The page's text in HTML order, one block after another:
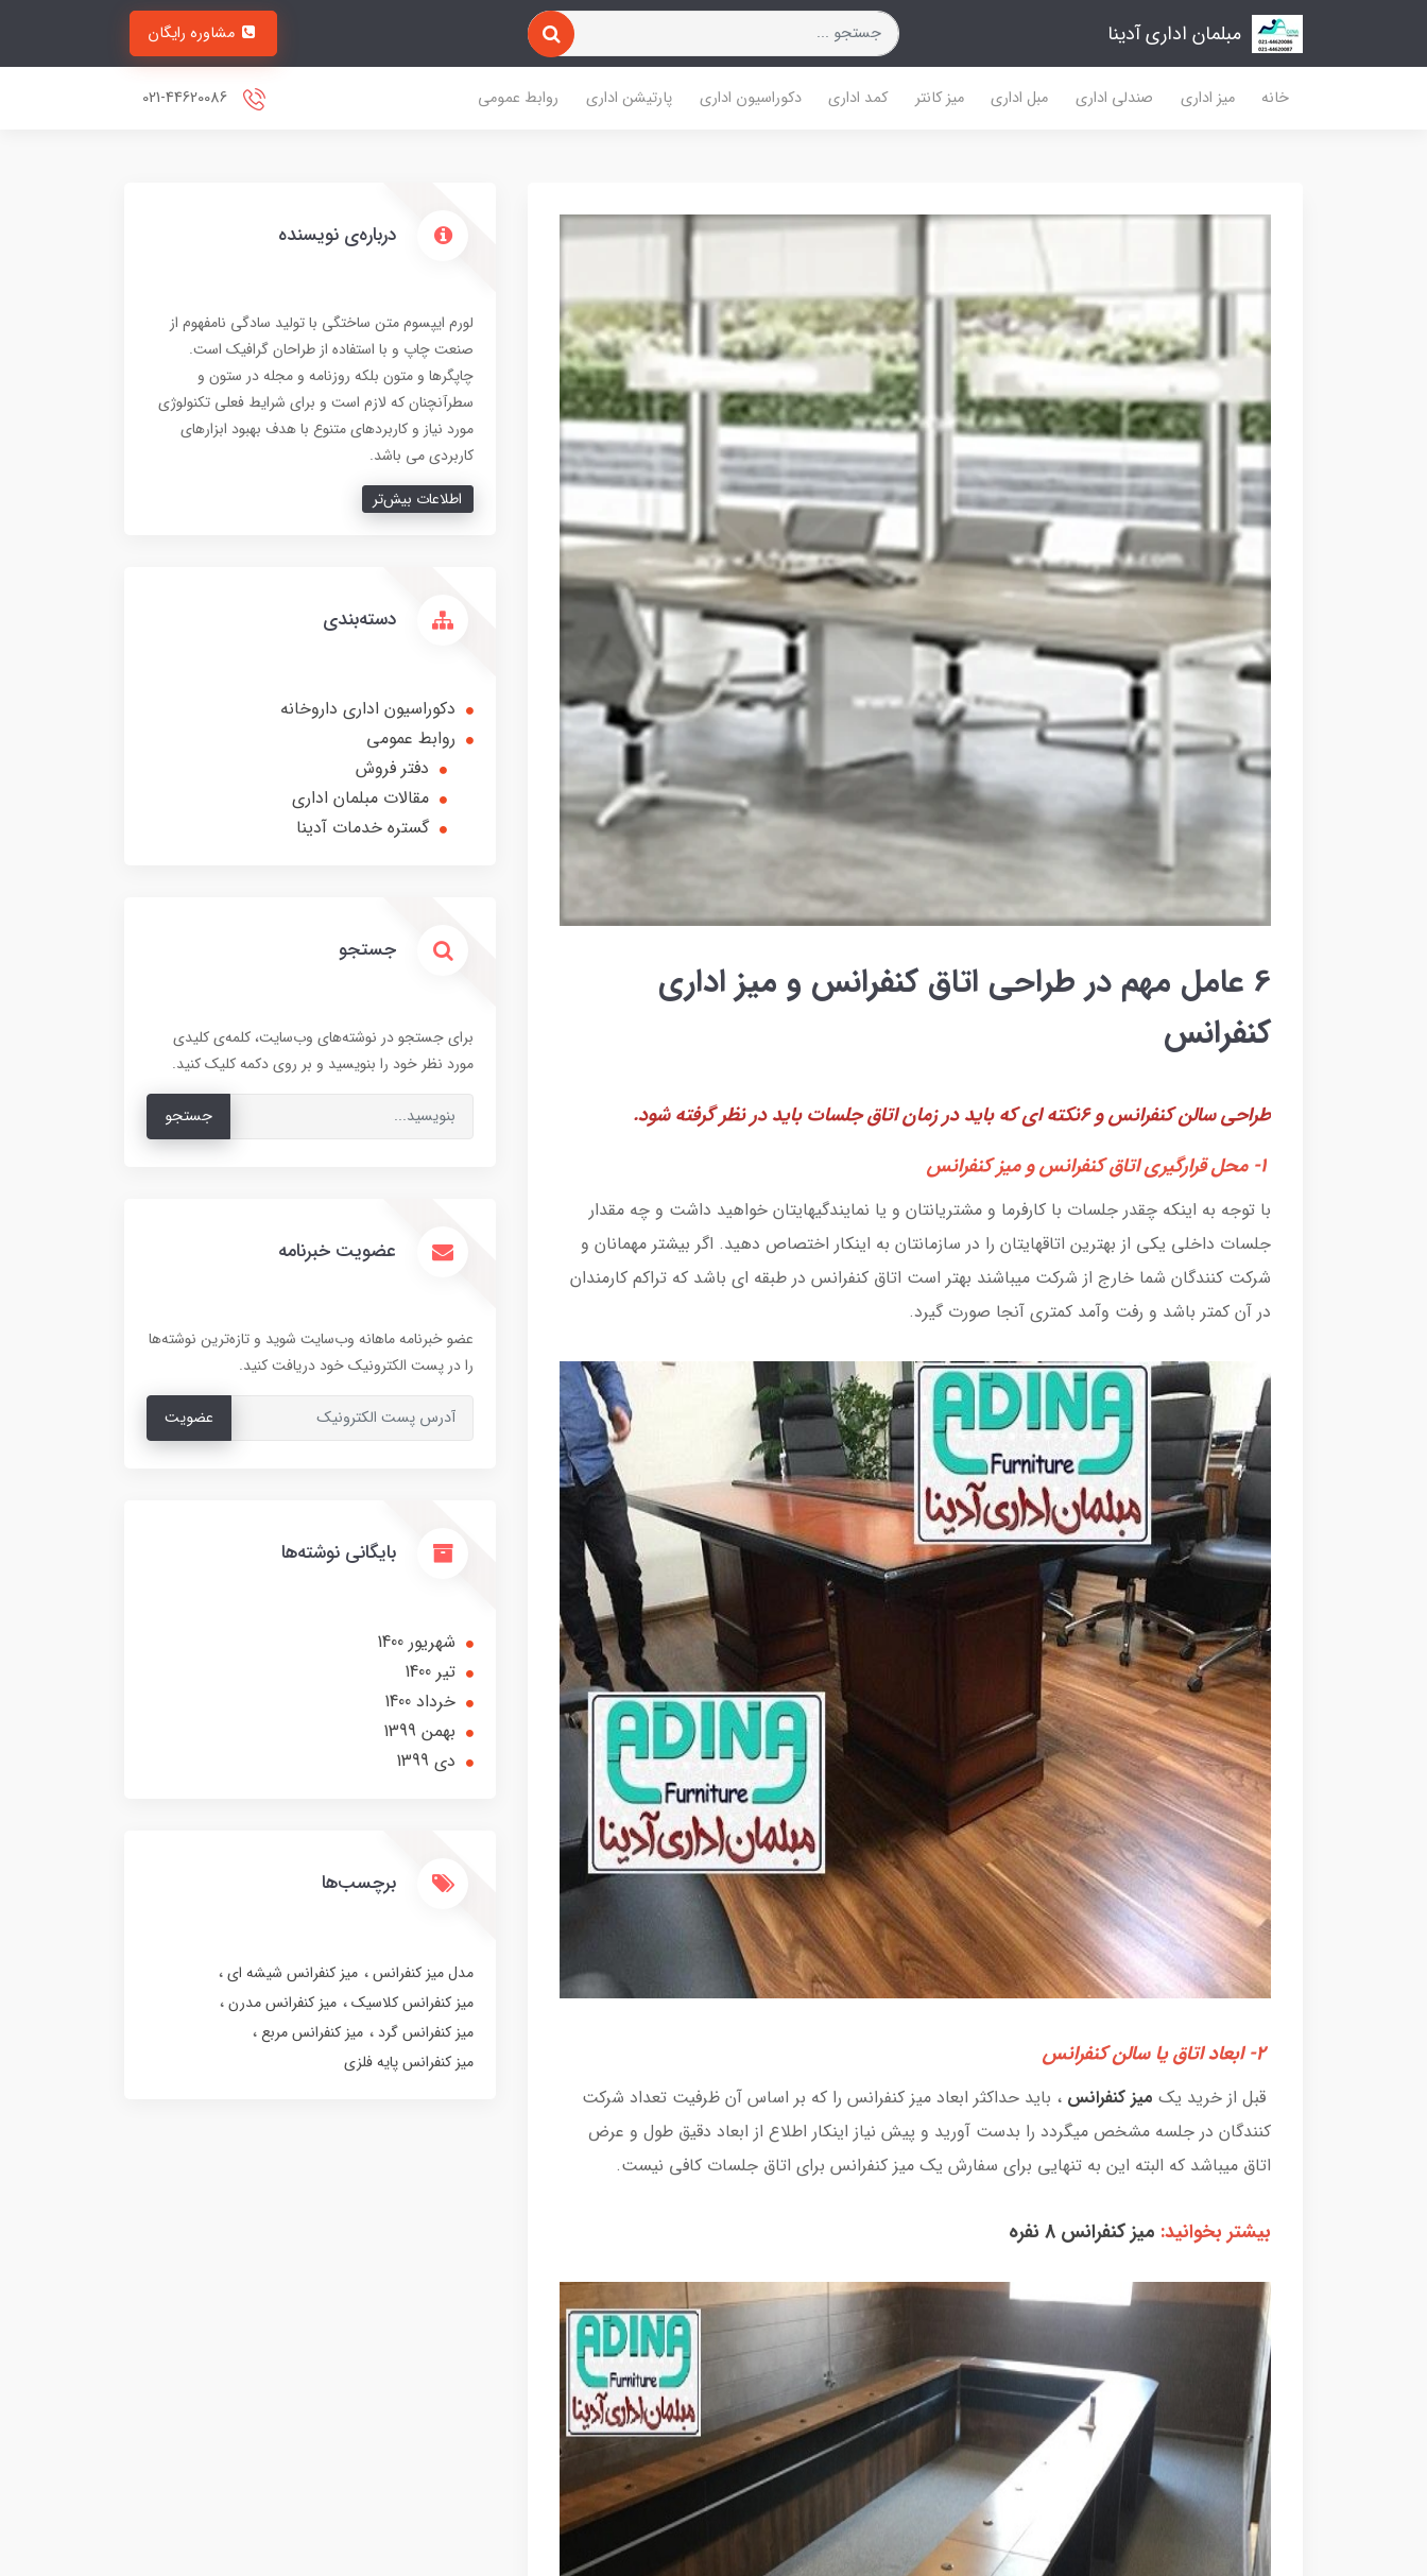
مبلمان اداری آدینا
خانه میز اداری صندلی اداری مبل اداری میز کانتر کمد اداری دکوراسیون اداری پارتیشن اداری روابط عمومی
6 عامل مهم در طراحی اتاق کنفرانس و میز اداری
کنفرانس
طراحی سالن کنفرانس و 6نکته ای که باید در زمان اتاق جلسات باید در نظر گرفته شود.
1- محل قرارگیری اتاق کنفرانس و
میز کنفرانس
با توجه به اینکه چقدر جلسات با کارفرما و مشتریانتان و یا نمایندگیهایتان خواهید داشت و چه مقدار
جلسات داخلی یکی از بهترین اتاقهایتان را در سازمانتان به اینکار اختصاص دهید. اگر بیشتر مهمانان و
شرکت کنندگان شما خارج از شرکت میباشند بهتر است اتاق کنفرانس در طبقه ای باشد که تراکم کارمندان
در آن کمتر باشد و رفت وآمد کمتری آنجا صورت گیرد.
2- ابعاد اتاق یا سالن کنفرانس
قبل از خرید یک میز کنفرانس ، باید حداکثر ابعاد میز کنفرانس را که بر اساس آن ظرفیت تعداد شرکت
کنندگان در جلسه مشخص میگردد را بدست آورید و پیش نیاز اینکار اطلاع از ابعاد دقیق طول و عرض
اتاق میباشد که البته این به تنهایی برای سفارش یک میز کنفرانس برای اتاق جلسات کافی نیست.
بیشتر بخوانید: میز کنفرانس 8 نفره
درباره‌ی نویسنده
لورم ایپسوم متن ساختگی با تولید سادگی نامفهوم از
صنعت چاپ و با استفاده از طراحان گرافیک است.
چاپگرها و متون بلکه روزنامه و مجله در ستون و
سطرآنچنان که لازم است و برای شرایط فعلی تکنولوژی
مورد نیاز و کاربردهای متنوع با هدف بهبود ابزارهای
کاربردی می باشد.
اطلاعات بیش‌تر
دسته‌بندی
دکوراسیون اداری داروخانه
روابط عمومی
دفتر فروش
مقالات مبلمان اداری
گستره خدمات آدینا
جستجو
برای جستجو در نوشته‌های وب‌سایت، کلمه‌ی کلیدی
مورد نظر خود را بنویسید و بر روی دکمه کلیک کنید.
جستجو
عضویت خبرنامه
عضو خبرنامه ماهانه وب‌سایت شوید و تازه‌ترین نوشته‌ها
را در پست الکترونیک خود دریافت کنید.
عضویت
بایگانی نوشته‌ها
شهریور 1400
تير 1400
خرداد 1400
بهمن 1399
دی 1399
برچسب‌ها
مدل میز کنفرانس
میز کنفرانس شیشه ای
میز کنفرانس کلاسیک
میز کنفرانس مدرن
میز کنفرانس گرد
میز کنفرانس مربع
میز کنفرانس پایه فلزی